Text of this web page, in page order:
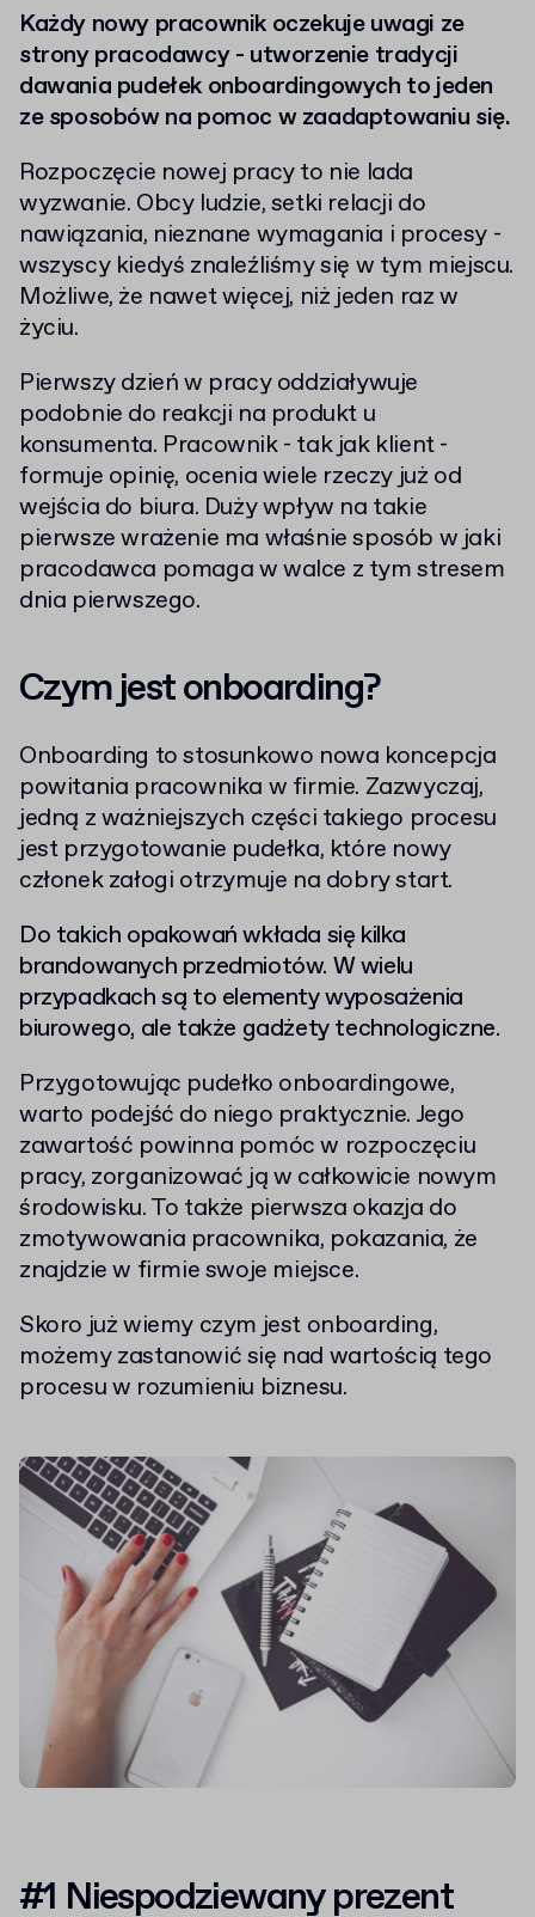
Każdy nowy pracownik oczekuje uwagi ze
strony pracodawcy - utworzenie tradycji
dawania pudełek onboardingowych to jeden
ze sposobów na pomoc w zaadaptowaniu się.
Rozpoczęcie nowej pracy to nie lada
wyzwanie. Obcy ludzie, setki relacji do
nawiązania, nieznane wymagania i procesy -
wszyscy kiedyś znaleźliśmy się w tym miejscu.
Możliwe, że nawet więcej, niż jeden raz w
życiu.
Pierwszy dzień w pracy oddziaływuje
podobnie do reakcji na produkt u
konsumenta. Pracownik - tak jak klient -
formuje opinię, ocenia wiele rzeczy już od
wejścia do biura. Duży wpływ na takie
pierwsze wrażenie ma właśnie sposób w jaki
pracodawca pomaga w walce z tym stresem
dnia pierwszego.
Czym jest onboarding?
Onboarding to stosunkowo nowa koncepcja
powitania pracownika w firmie. Zazwyczaj,
jedną z ważniejszych części takiego procesu
jest przygotowanie pudełka, które nowy
członek załogi otrzymuje na dobry start.
Do takich opakowań wkłada się kilka
brandowanych przedmiotów. W wielu
przypadkach są to elementy wyposażenia
biurowego, ale także gadżety technologiczne.
Przygotowując pudełko onboardingowe,
warto podejść do niego praktycznie. Jego
zawartość powinna pomóc w rozpoczęciu
pracy, zorganizować ją w całkowicie nowym
środowisku. To także pierwsza okazja do
zmotywowania pracownika, pokazania, że
znajdzie w firmie swoje miejsce.
Skoro już wiemy czym jest onboarding,
możemy zastanowić się nad wartością tego
procesu w rozumieniu biznesu.
#1 Niespodziewany prezent